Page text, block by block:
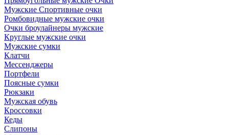
Мужские Спортивные очки
Ромбовидные мужские очки
Очки броулайнеры мужские
Круглые мужские очки
Мужские сумки
Клатчи
Мессенджеры
Портфели
Поясные сумки
Рюкзаки
Мужская обувь
Кроссовки
Кеды
Слипоны